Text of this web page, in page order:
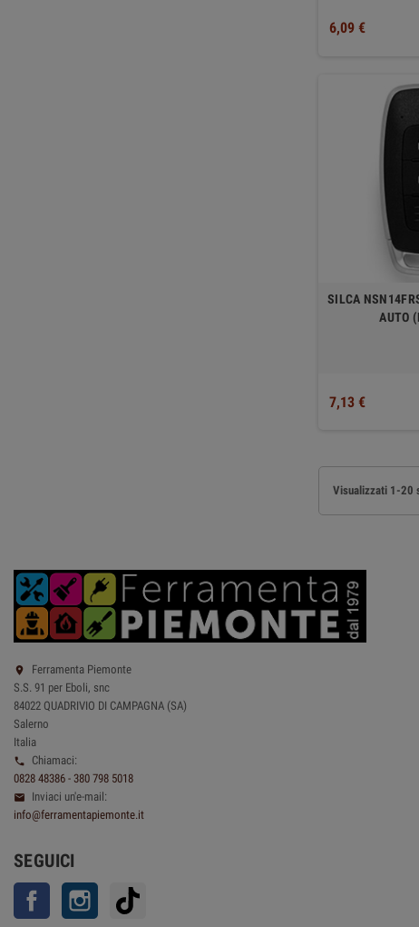
6,09 €
SILCA
AUTO
7,13 €
Visualizzati 1-20

Ferramenta Piemonte
S.S. 91 per Eboli, snc
84022 QUADRIVIO DI CAMPAGNA (SA)
Salerno
Italia

Chiamaci:
0828 48386 - 380 798 5018

Inviaci un'e-mail:
info@ferramentapiemonte.it
SEGUICI
Facebook Instagram